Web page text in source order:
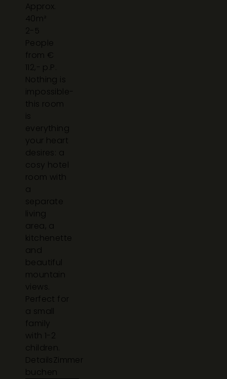
Approx.
40m²
2-5
People
from €
112,- p.P.
Nothing is
impossible-
this room
is
everything
your heart
desires: a
cosy hotel
room with
a
separate
living
area, a
kitchenette
and
beautiful
mountain
views.
Perfect for
a small
family
with 1-2
children.
DetailsZimmer
buchen